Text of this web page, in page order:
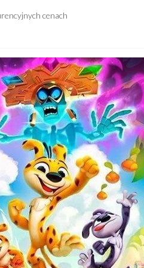
cenach